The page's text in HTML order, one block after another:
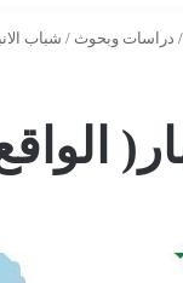
/ دراسات وبحوث / شباب